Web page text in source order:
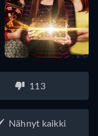
113
Nähnyt kaikki